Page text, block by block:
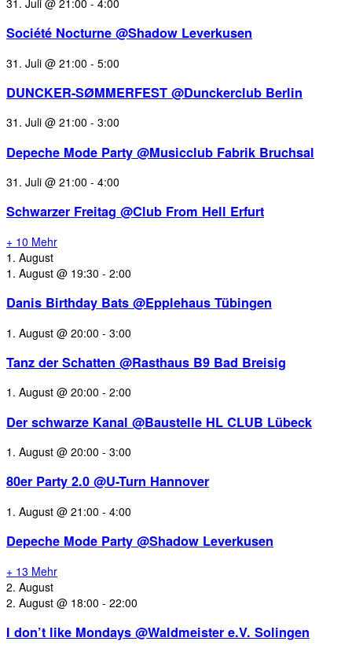
Société Nocturne @Shadow Leverkusen
31. Juli @ 21:00 - 5:00
DUNCKER-SØMMERFEST @Dunckerclub Berlin
31. Juli @ 21:00 - 3:00
Depeche Mode Party @Musicclub Fabrik Bruchsal
31. Juli @ 21:00 - 4:00
Schwarzer Freitag @Club From Hell Erfurt
+ 10 Mehr
1. August
1. August @ 19:30 - 2:00
Danis Birthday Bats @Epplehaus Tübingen
1. August @ 20:00 - 3:00
Tanz der Schatten @Rasthaus B9 Bad Breisig
1. August @ 20:00 - 2:00
Der schwarze Kanal @Baustelle HL CLUB Lübeck
1. August @ 20:00 - 3:00
80er Party 2.0 @U-Turn Hannover
1. August @ 21:00 - 4:00
Depeche Mode Party @Shadow Leverkusen
+ 13 Mehr
2. August
2. August @ 18:00 - 22:00
I don’t like Mondays @Waldmeister e.V. Solingen